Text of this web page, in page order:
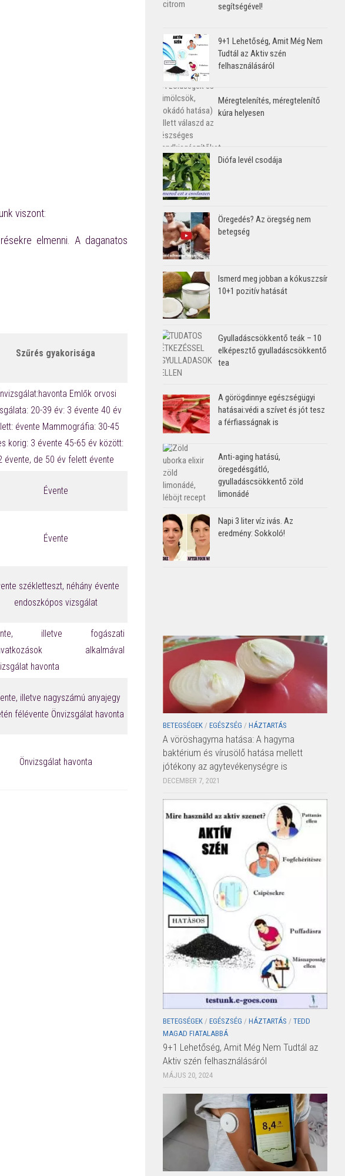
viszont:
elmenni. A daganatos
Szűrés gyakorisága
Emlők orvosi
20-39 év: 3 évente 40 év
évente Mammográfia:30-45
korig: 3 évente 45-65 év között:
évente, de 50 év felett évente
Évente
Évente
székletteszt, néhány évente
endoszkópos vizsgálat
illetve fogászati
alkalmával
havonta
illetve nagyszámú anyajegy
félévente Önvizsgálat havonta
Önvizsgálat havonta
segítségével!
9+1 Lehetőség, Amit Még Nem
Tudtál az Aktiv szén
felhasználásáról
Méregtelenítés, méregtelenítő
kúra helyesen
Diófa levél csodája
Öregedés? Az öregség nem
betegség
Ismerd meg jobban a kókuszzsír
10+1 pozitív hatását
Gyulladáscsökkentő teák – 10
elképesztő gyulladáscsökkentő
tea
A görögdinnye egészségügyi
hatásai:védi a szívet és jót tesz
a férfiasságnak is
Anti-aging hatású,
öregedésgátló,
gyulladáscsökkentő zöld
limonádé
Napi 3 liter víz ivás. Az
eredmény: Sokkoló!
BETEGSÉGEK / EGÉSZSÉG / HÁZTARTÁS
A vöröshagyma hatása: A hagyma
baktérium és vírusölő hatása mellett
jótékony az agytevékenységre is
DECEMBER 7, 2021
BETEGSÉGEK / EGÉSZSÉG / HÁZTARTÁS / TEDD
MAGAD FIATALABBÁ
9+1 Lehetőség, Amit Még Nem Tudtál az
Aktiv szén felhasználásáról
MÁJUS 20, 2024